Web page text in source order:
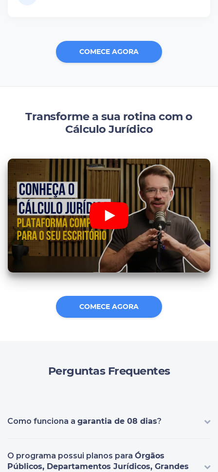
COMECE AGORA
Transforme a sua rotina com o
Cálculo Jurídico
COMECE AGORA
Perguntas Frequentes
Como funciona a garantia de 08 dias?
O programa possui planos para Órgãos
Públicos, Departamentos Jurídicos, Grandes